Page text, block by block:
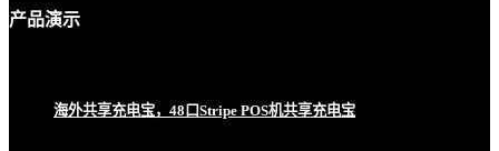
产品演示
海外共享充电宝，48口Stripe POS机共享充电宝